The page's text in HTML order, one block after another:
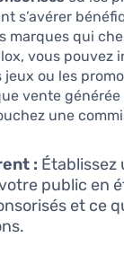
s’avérer
marques qui
vous pouvez
ou les
vente
une
: Établissez
public en
et ce